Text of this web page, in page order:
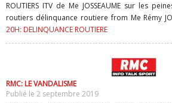
ROUTIERS ITV de Me JOSSEAUME sur les
routiers délinquance routiere from Me Rémy
20H: DELINQUANCE ROUTIERE
RMC: LE VANDALISME
Publié le 2 septembre 2019